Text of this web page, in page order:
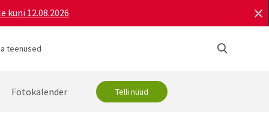
kuni 12.08.2026
teenused
Fotokalender Telli nüüd